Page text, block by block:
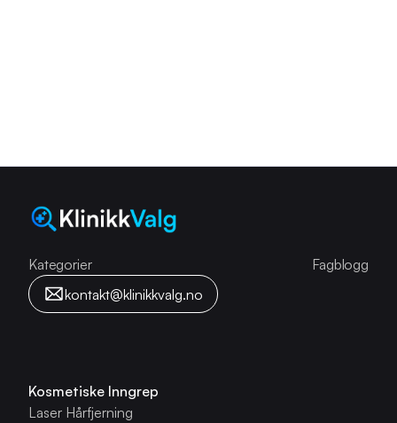
Kategorier
Fagblogg
kontakt@klinikkvalg.no
Kosmetiske Inngrep
Laser Hårfjerning